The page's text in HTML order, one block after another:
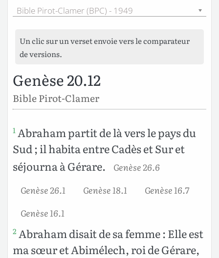
Bible Pirot-Clamer (BPC) - 1949
Un clic sur un verset envoie vers le comparateur
de versions.
Genèse 20.12
Bible Pirot-Clamer
1Abraham partit de là vers le pays du
Sud ; il habita entre Cadès et Sur et
séjourna à Gérare.
Genèse 26.6
Genèse 26.1
Genèse 18.1
Genèse 16.7
Genèse 16.1
2 Abraham disait de sa femme : Elle est
ma sœur et Abimélech, roi de Gérare,